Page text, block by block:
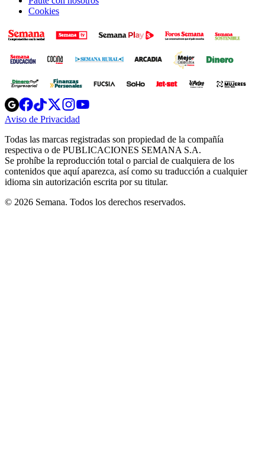
Cookies
Opens
in
new
Opens
in
new
Opens
in
new
window
Opens
new
windowwindow
Aviso de Privacidad
new
window
Todas las marcas registradas son propiedad de la compañía
respectiva o de PUBLICACIONES SEMANA S.A.
Se prohíbe la reproducción total o parcial de cualquiera de los
contenidos que aquí aparezca, así como su traducción a cualquier
idioma sin autorización escrita por su titular.
© 2026 Semana. Todos los derechos reservados.